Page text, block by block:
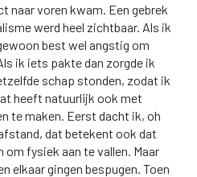
naar voren kwam. Een gebrek
werd heel zichtbaar. Als ik
best wel angstig om
ik iets pakte dan zorgde ik
schap stonden, zodat ik
heeft natuurlijk ook met
te maken. Eerst dacht ik, oh
dat betekent ook dat
om fysiek aan te vallen. Maar
elkaar gingen bespugen. Toen